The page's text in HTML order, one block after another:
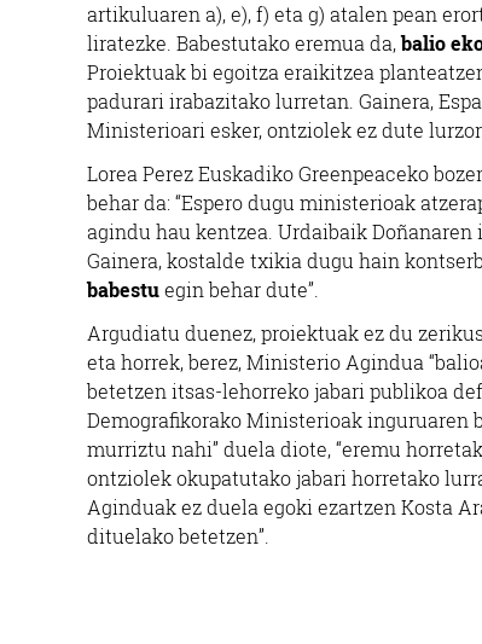
artikuluaren a), e), f) eta g) atalen pean
liratezke. Babestutako eremua da,balio
Proiektuak bi egoitza eraikitzea
padurari irabazitako lurretan. Gainera,
Ministerioari esker, ontziolek ez dute
Lorea Perez Euskadiko Greenpeaceko
behar da: “Espero dugu ministerioak
agindu hau kentzea. Urdaibaik Doñanaren
Gainera, kostalde txikia dugu hain
babestuegin behar dute”.
Argudiatu duenez, proiektuak ez du
eta horrek, berez, Ministerio Agindua
betetzen itsas-lehorreko jabari publikoa
Demografikorako Ministerioak inguruaren
murriztu nahi” duela diote, “eremu
ontziolek okupatutako jabari horretako
Aginduak ez duela egoki ezartzen Kosta
dituelako betetzen”.